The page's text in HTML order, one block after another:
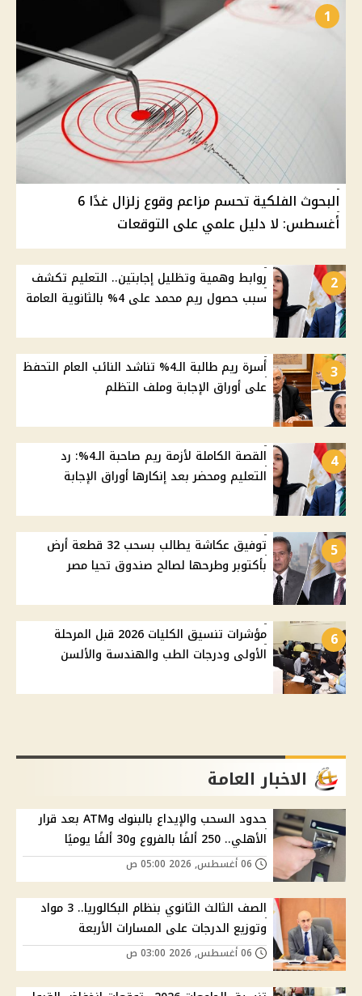
1
البحوث الفلكية تحسم مزاعم وقوع زلزال غدًا 6
أغسطس: لا دليل علمي على التوقعات
2
روابط وهمية وتظليل إجابتين.. التعليم تكشف
سبب حصول ريم محمد على 4% بالثانوية العامة
3
أسرة ريم طالبة الـ4% تناشد النائب العام التحفظ
على أوراق الإجابة وملف التظلم
4
القصة الكاملة لأزمة ريم صاحبة الـ4%: رد
التعليم ومحضر بعد إنكارها أوراق الإجابة
5
توفيق عكاشة يطالب بسحب 32 قطعة أرض
بأكتوبر وطرحها لصالح صندوق تحيا مصر
6
مؤشرات تنسيق الكليات 2026 قبل المرحلة
الأولى ودرجات الطب والهندسة والألسن
الاخبار العامة
حدود السحب والإيداع بالبنوك وATM بعد قرار
الأهلي.. 250 ألفًا بالفروع و30 ألفًا يوميًا
الصف الثالث الثانوي بنظام البكالوريا.. 3 مواد
وتوزيع الدرجات على المسارات الأربعة